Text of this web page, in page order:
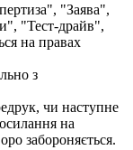
"Заява",
"Тест-драйв",
на правах
з
чи наступне
на
забороняється.